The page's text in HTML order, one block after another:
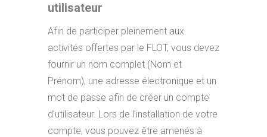
utilisateur
Afin de participer pleinement aux
activités offertes par le FLOT, vous devez
fournir un nom complet (Nom et
Prénom), une adresse électronique et un
mot de passe afin de créer un compte
d’utilisateur. Lors de l’installation de votre
compte, vous pouvez être amenés à